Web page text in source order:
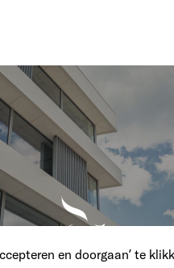
en doorgaan’ te